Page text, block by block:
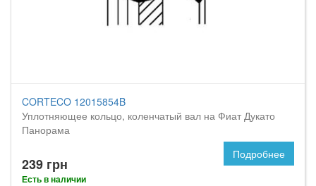
CORTECO 12015854B
Уплотняющее кольцо, коленчатый вал на Фиат Дукато
Панорама
239 грн
Есть в наличии
Подробнее